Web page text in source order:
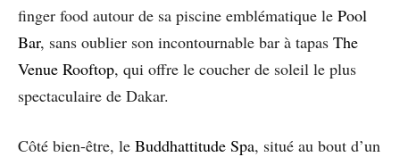
finger food autour de sa piscine emblématique le Pool
Bar, sans oublier son incontournable bar à tapas The
Venue Rooftop, qui offre le coucher de soleil le plus
spectaculaire de Dakar.
Côté bien-être, le Buddhattitude Spa, situé au bout d’un